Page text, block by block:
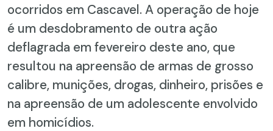
ocorridos em Cascavel. A operação de hoje
é um desdobramento de outra ação
deflagrada em fevereiro deste ano, que
resultou na apreensão de armas de grosso
calibre, munições, drogas, dinheiro, prisões e
na apreensão de um adolescente envolvido
em homicídios.